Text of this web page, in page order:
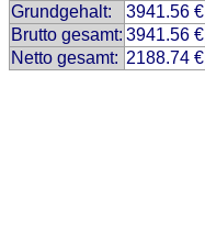
Grundgehalt:
3941.56 €
Brutto gesamt: 3941.56 €
Netto gesamt: 2188.74 €